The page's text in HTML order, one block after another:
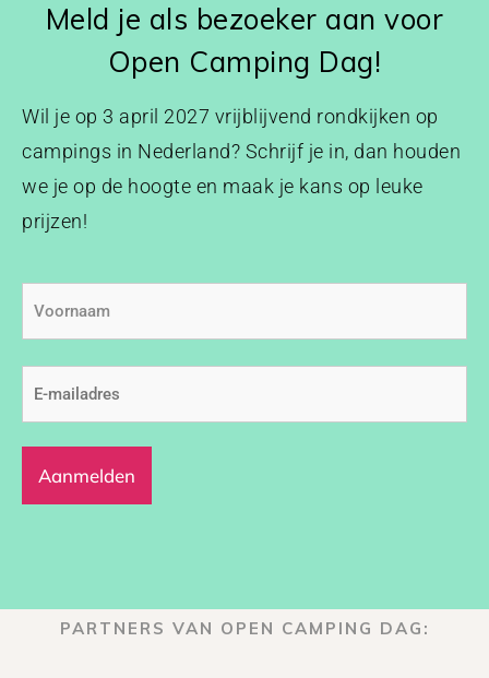
Meld je als bezoeker aan voor
Open Camping Dag!
Wil je op 3 april 2027 vrijblijvend rondkijken op
campings in Nederland? Schrijf je in, dan houden
we je op de hoogte en maak je kans op leuke
prijzen!
Voornaam
E-
mailadres
PARTNERS VAN OPEN CAMPING DAG: